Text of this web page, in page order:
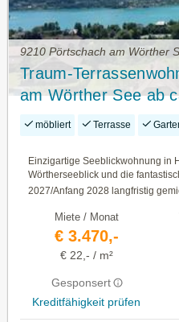
9210 Pörtschach am Wörther
Traum-
am Wörther See ab
langfristig zu mieten:
Tiefgaragenplätze
möbliert Terrasse
Einzigartige Seeblickwohnung in
Wörtherseeblick und die
2027/Anfang 2028 langfristig
Miete / Monat
€ 3.470,-
€ 22,- / m²
Gesponsert
Kreditfähigkeit prüfen